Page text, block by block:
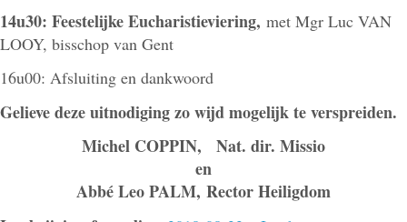
14u30: Feestelijke Eucharistieviering, met Mgr Luc VAN
LOOY, bisschop van Gent
16u00: Afsluiting en dankwoord
Gelieve deze uitnodiging zo wijd mogelijk te verspreiden.
Michel COPPIN, Nat. dir. Missio
en
Abbé Leo PALM, Rector Heiligdom